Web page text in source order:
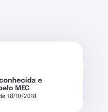
e
MEC
18/10/2018.